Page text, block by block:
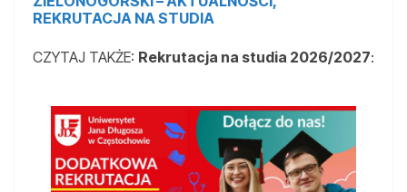
REKRUTACJA NA STUDIA
CZYTAJ TAKŻE: Rekrutacja na studia 2026/2027: